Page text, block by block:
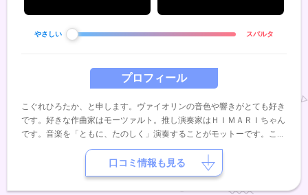
プロフィール
こぐれひろたか、と申します。ヴァイオリンの音色や響きがとても好き
です。好きな作曲家はモーツァルト。推し演奏家はＨＩＭＡＲＩちゃん
です。音楽を「ともに、たのしく」演奏することがモットーです。これ
まで様々なオーケストラに所属してきました。合奏やアンサンブルも得
意です。長年カナダに住んでおりまして、英語やフランス語（少々）が
話せます。音楽以外では、食べ歩きや旅行が趣味です。好きな食べ（飲
み）物は洋食とワイン。好きな国はイタリアとフランスです。どうぞよ
やさしい スパルタ
口コミ情報も見る